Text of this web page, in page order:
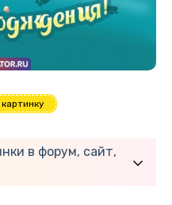
в форум, сайт,